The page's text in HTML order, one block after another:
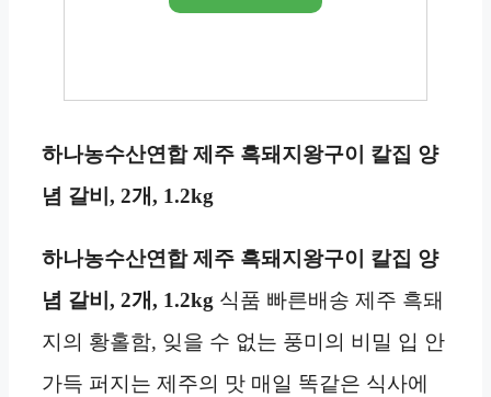
하나농수산연합 제주 흑돼지왕구이 칼집 양
념 갈비, 2개, 1.2kg
하나농수산연합 제주 흑돼지왕구이 칼집 양
념 갈비, 2개, 1.2kg 식품 빠른배송 제주 흑돼
지의 황홀함, 잊을 수 없는 풍미의 비밀 입 안
가득 퍼지는 제주의 맛 매일 똑같은 식사에